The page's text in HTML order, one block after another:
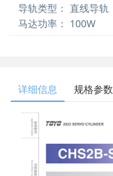
导轨类型： 直线导轨
马达功率： 100W
详细信息 规格参数